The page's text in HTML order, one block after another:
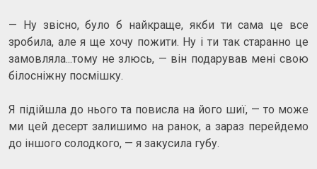
— Ну звісно, було б найкраще, якби ти сама це все
зробила, але я ще хочу пожити. Ну і ти так старанно це
замовляла...тому не злюсь, — він подарував мені свою
білосніжну посмішку.
Я підійшла до нього та повисла на його шиї, — то може
ми цей десерт залишимо на ранок, а зараз перейдемо
до іншого солодкого, — я закусила губу.